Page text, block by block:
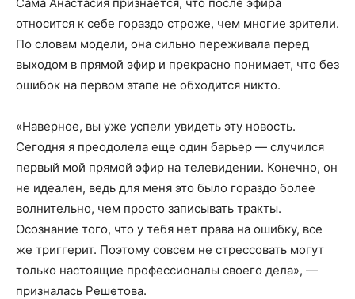
относится к себе гораздо строже, чем многие зрители.
По словам модели, она сильно переживала перед
выходом в прямой эфир и прекрасно понимает, что без
ошибок на первом этапе не обходится никто.
«Наверное, вы уже успели увидеть эту новость.
Сегодня я преодолела еще один барьер — случился
первый мой прямой эфир на телевидении. Конечно, он
не идеален, ведь для меня это было гораздо более
волнительно, чем просто записывать тракты.
Осознание того, что у тебя нет права на ошибку, все
же триггерит. Поэтому совсем не стрессовать могут
только настоящие профессионалы своего дела», —
призналась Решетова.